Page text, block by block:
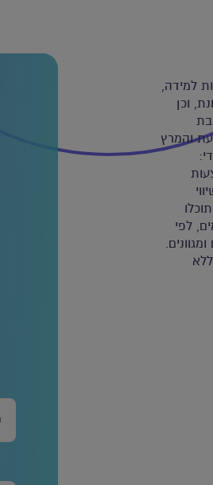
למידה,
וכן
והמרץ
לפי